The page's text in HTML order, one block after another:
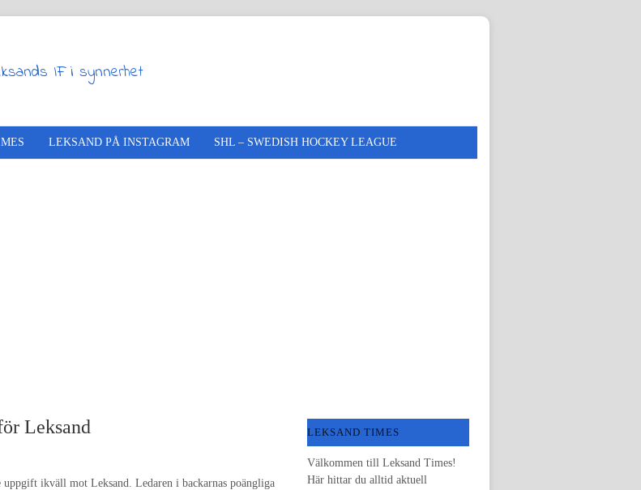
IF i synnerhet
LEKSAND PÅ INSTAGRAM SHL – SWEDISH HOCKEY LEAGUE
Leksand
ikväll mot Leksand. Ledaren i backarnas poängliga
LEKSAND TIMES
Välkommen till Leksand Times!
Här hittar du alltid aktuell